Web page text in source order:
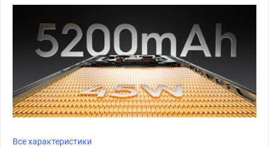
Все характеристики